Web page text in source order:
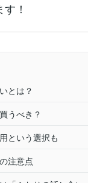
！
とは？
うべき？
という選択も
注意点